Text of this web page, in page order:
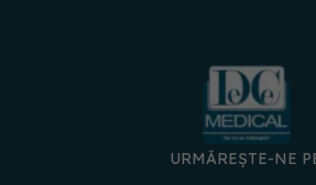
URMĂREȘTE-NE PE: